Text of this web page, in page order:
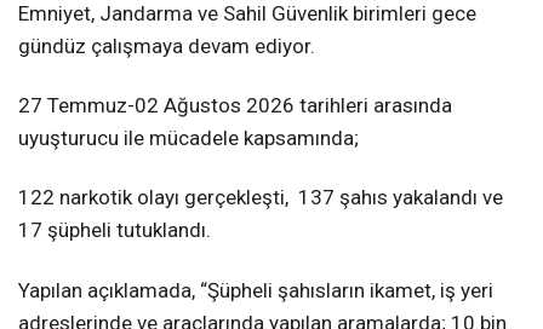
Emniyet, Jandarma ve Sahil Güvenlik birimleri gece
gündüz çalışmaya devam ediyor.
27 Temmuz-02 Ağustos 2026 tarihleri arasında
uyuşturucu ile mücadele kapsamında;
122 narkotik olayı gerçekleşti, 137 şahıs yakalandı ve
17 şüpheli tutuklandı.
Yapılan açıklamada, “Şüpheli şahısların ikamet, iş yeri
adreslerinde ve araçlarında yapılan aramalarda; 10 bin